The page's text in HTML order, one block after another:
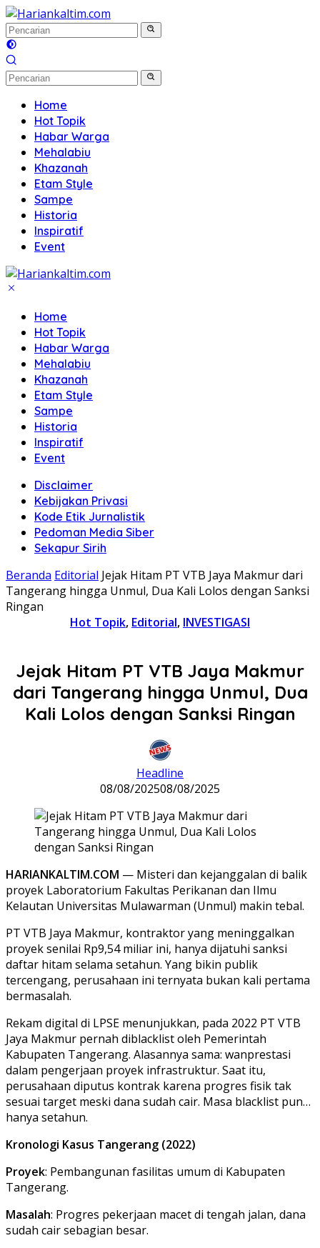
Langsung
ke
konten
Home
Hot Topik
Habar Warga
Mehalabiu
Khazanah
Etam Style
Sampe
Historia
Inspiratif
Event
Home
Hot Topik
Habar Warga
Mehalabiu
Khazanah
Etam Style
Sampe
Historia
Inspiratif
Event
Disclaimer
Kebijakan Privasi
Kode Etik Jurnalistik
Pedoman Media Siber
Sekapur Sirih
Beranda Editorial Jejak Hitam PT VTB Jaya Makmur dari
Tangerang hingga Unmul, Dua Kali Lolos dengan Sanksi
Ringan
Hot Topik, Editorial, INVESTIGASI
Jejak Hitam PT VTB Jaya Makmur
dari Tangerang hingga Unmul, Dua
Kali Lolos dengan Sanksi Ringan
Headline
08/08/202508/08/2025
HARIANKALTIM.COM — Misteri dan kejanggalan di balik
proyek Laboratorium Fakultas Perikanan dan Ilmu
Kelautan Universitas Mulawarman (Unmul) makin tebal.
PT VTB Jaya Makmur, kontraktor yang meninggalkan
proyek senilai Rp9,54 miliar ini, hanya dijatuhi sanksi
daftar hitam selama setahun. Yang bikin publik
tercengang, perusahaan ini ternyata bukan kali pertama
bermasalah.
Rekam digital di LPSE menunjukkan, pada 2022 PT VTB
Jaya Makmur pernah diblacklist oleh Pemerintah
Kabupaten Tangerang. Alasannya sama: wanprestasi
dalam pengerjaan proyek infrastruktur. Saat itu,
perusahaan diputus kontrak karena progres fisik tak
sesuai target meski dana sudah cair. Masa blacklist pun…
hanya setahun.
Kronologi Kasus Tangerang (2022)
Proyek: Pembangunan fasilitas umum di Kabupaten
Tangerang.
Masalah: Progres pekerjaan macet di tengah jalan, dana
sudah cair sebagian besar.